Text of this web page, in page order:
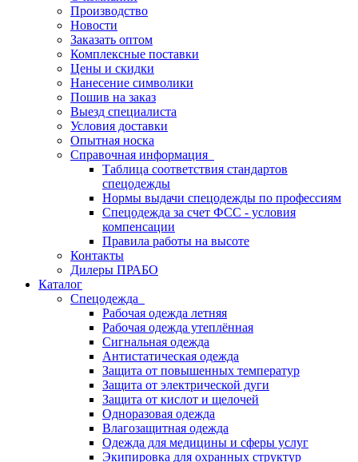
Производство
Новости
Заказать оптом
Комплексные поставки
Цены и скидки
Нанесение символики
Пошив на заказ
Выезд специалиста
Условия доставки
Опытная носка
Справочная информация
Таблица соответствия стандартов
спецодежды
Нормы выдачи спецодежды по профессиям
Спецодежда за счет ФСС - условия
компенсации
Правила работы на высоте
Контакты
Дилеры ПРАБО
Каталог
Спецодежда
Рабочая одежда летняя
Рабочая одежда утеплённая
Сигнальная одежда
Антистатическая одежда
Защита от повышенных температур
Защита от электрической дуги
Защита от кислот и щелочей
Одноразовая одежда
Влагозащитная одежда
Одежда для медицины и сферы услуг
Экипировка для охранных структур